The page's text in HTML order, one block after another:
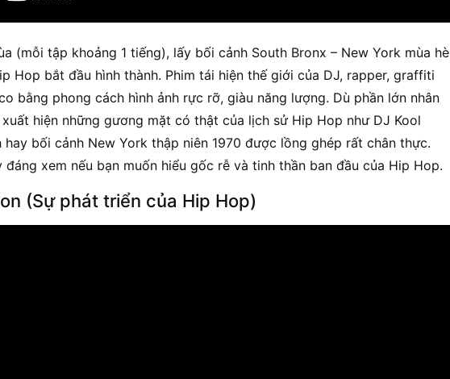
(mỗi tập khoảng 1 tiếng), lấy bối cảnh South Bronx – New York mùa hè
Hop bắt đầu hình thành. Phim tái hiện thế giới của DJ, rapper, graffiti
bằng phong cách hình ảnh rực rỡ, giàu năng lượng. Dù phần lớn nhân
hiện những gương mặt có thật của lịch sử Hip Hop như DJ Kool
hay bối cảnh New York thập niên 1970 được lồng ghép rất chân thực.
xem nếu bạn muốn hiểu gốc rễ và tinh thần ban đầu của Hip Hop.
(Sự phát triển của Hip Hop)